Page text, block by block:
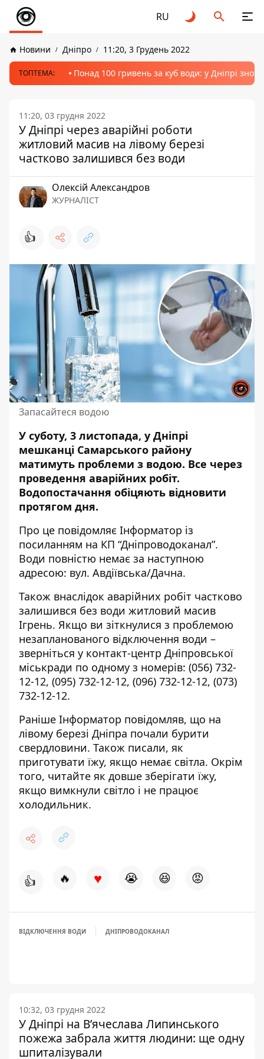
RU
Новини Дніпро 11:20, 3 Грудень 2022
ТОПТЕМА: Понад 100 гривень за куб води: у Дніпрі
11:20, 03 грудня 2022
У Дніпрі через аварійні роботи
житловий масив на лівому березі
частково залишився без води
Олексій Александров
ЖУРНАЛІСТ
👍
Запасайтеся водою
У суботу, 3 листопада, у Дніпрі
мешканці Самарського району
матимуть проблеми з водою. Все через
проведення аварійних робіт.
Водопостачання обіцяють відновити
протягом дня.
Про це повідомляє Інформатор із
посиланням на КП “Дніпроводоканал”.
Води повністю немає за наступною
адресою: вул. Авдіївська/Дачна.
Також внаслідок аварійних робіт частково
залишився без води житловий масив
Ігрень. Якщо ви зіткнулися з проблемою
незапланованого відключення води –
зверніться у контакт-центр Дніпровської
міськради по одному з номерів: (056) 732-
12-12, (095) 732-12-12, (096) 732-12-12, (073)
732-12-12.
Раніше Інформатор повідомляв, що на
лівому березі Дніпра почали бурити
свердловини. Також писали, як
приготувати їжу, якщо немає світла. Окрім
того, читайте як довше зберігати їжу,
якщо вимкнули світло і не працює
холодильник.
👍 🔥 ♥ 😭 😆 😡
ВІДКЛЮЧЕННЯ ВОДИ ДНІПРОВОДОКАНАЛ
10:32, 03 грудня 2022
У Дніпрі на В’ячеслава Липинського
пожежа забрала життя людини: ще одну
шпиталізували